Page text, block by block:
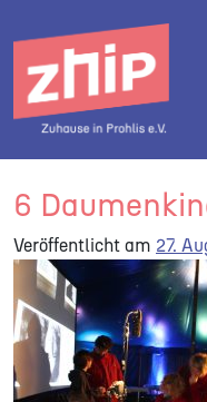
Hauptnavigation
6
Veröffentlicht am 27.